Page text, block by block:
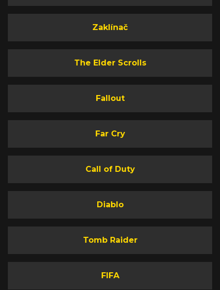
Zaklínač
The Elder Scrolls
Fallout
Far Cry
Call of Duty
Diablo
Tomb Raider
FIFA